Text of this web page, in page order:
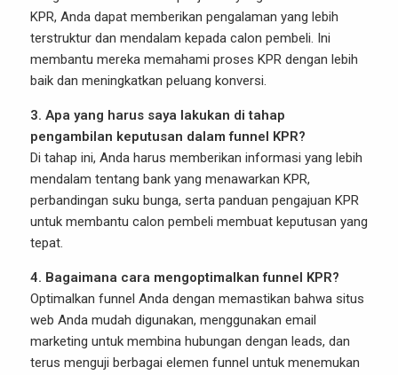
KPR, Anda dapat memberikan pengalaman yang lebih
terstruktur dan mendalam kepada calon pembeli. Ini
membantu mereka memahami proses KPR dengan lebih
baik dan meningkatkan peluang konversi.
3. Apa yang harus saya lakukan di tahap
pengambilan keputusan dalam funnel KPR?
Di tahap ini, Anda harus memberikan informasi yang lebih
mendalam tentang bank yang menawarkan KPR,
perbandingan suku bunga, serta panduan pengajuan KPR
untuk membantu calon pembeli membuat keputusan yang
tepat.
4. Bagaimana cara mengoptimalkan funnel KPR?
Optimalkan funnel Anda dengan memastikan bahwa situs
web Anda mudah digunakan, menggunakan email
marketing untuk membina hubungan dengan leads, dan
terus menguji berbagai elemen funnel untuk menemukan